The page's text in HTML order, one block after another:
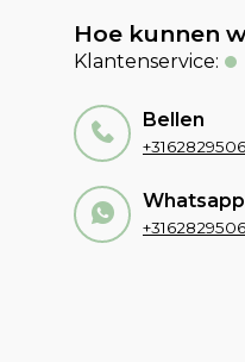
Hoe kunnen
Klantenservice:
Bellen